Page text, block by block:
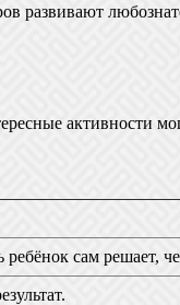
развивают
активности
сам решает,